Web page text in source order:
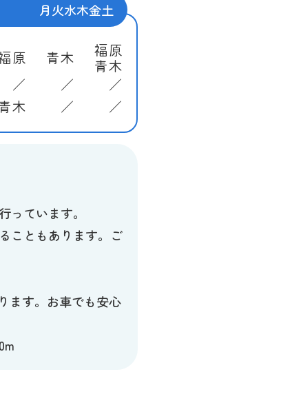
月 火水木金土
原 青木 福原
青木
／ ／ ／
木 ／ ／
ています。
こともあります。ご
ます。お車でも安心
尿)
）
の食べ物を食べた後に蕁麻
治らない
早く始まった